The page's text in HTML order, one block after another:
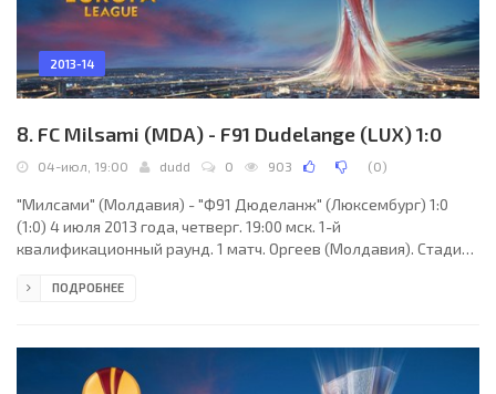
2013-14
8. FC Milsami (MDA) - F91 Dudelange (LUX) 1:0
04-июл, 19:00 dudd 0 903 (0)
"Милсами" (Молдавия) - "Ф91 Дюделанж" (Люксембург) 1:0
(1:0) 4 июля 2013 года, четверг. 19:00 мск. 1-й
квалификационный раунд. 1 матч. Оргеев (Молдавия). Стадион
Рейдар Гуннерсен, Йоаким Кнапстад (все - Норвегия).
(Петр Леука, 90), Георгий Богю (к) (Константин Яворский, 76),
Гильерме (Андрей Чофу, 90), Денис Рассулов,
ПОДРОБНЕЕ